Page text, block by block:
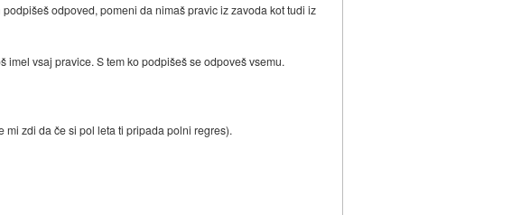
odpoved, pomeni da nimaš pravic iz zavoda kot tudi iz
vsaj pravice. S tem ko podpišeš se odpoveš vsemu.
zdi da če si pol leta ti pripada polni regres).